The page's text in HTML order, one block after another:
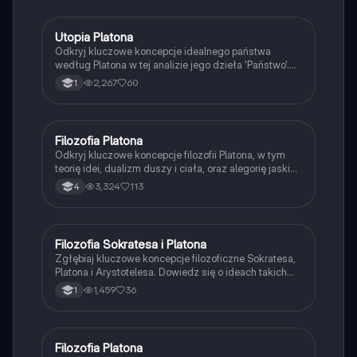
Język polski
Utopia Platona
Odkryj kluczowe koncepcje idealnego państwa
według Platona w tej analizie jego dzieła 'Państwo'.
Zawiera omówienie filozoficznych idei, struktury
społeczeństwa oraz alegorii jaskini, które ilustrują
literacka.
1 2,267 60
Filozofia
Filozofia Platona
Odkryj kluczowe koncepcje filozofii Platona, w tym
teorię idei, dualizm duszy i ciała, oraz alegorię jaskini.
Prezentacja omawia również etykę, politykę i
epistemologię Platona, oferując wgląd w jego wizję
4 3,324 113
Język polski
Filozofia Sokratesa i Platona
Zgłębiaj kluczowe koncepcje filozoficzne Sokratesa,
Platona i Arystotelesa. Dowiedz się o ideach takich
jak kalokagatia, anamneza oraz alegoria jaskini.
Notatka zawiera przegląd ich wpływu na etykę,
1 1,459 36
Filozofia
Filozofia Platona